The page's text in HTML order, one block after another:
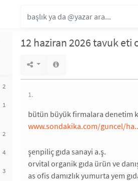
2
1
2
4
3
12 haziran 2026 tavuk eti
1.
bütün büyük firmalara denetim
www.sondakika.com/guncel/
şenpiliç gıda sanayi a.ş.
orvital organik gıda ürün ve
as ofis damızlık yumurta yem